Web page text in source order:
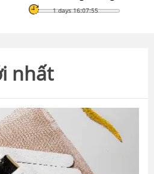
1 days 16:07:54
nhất